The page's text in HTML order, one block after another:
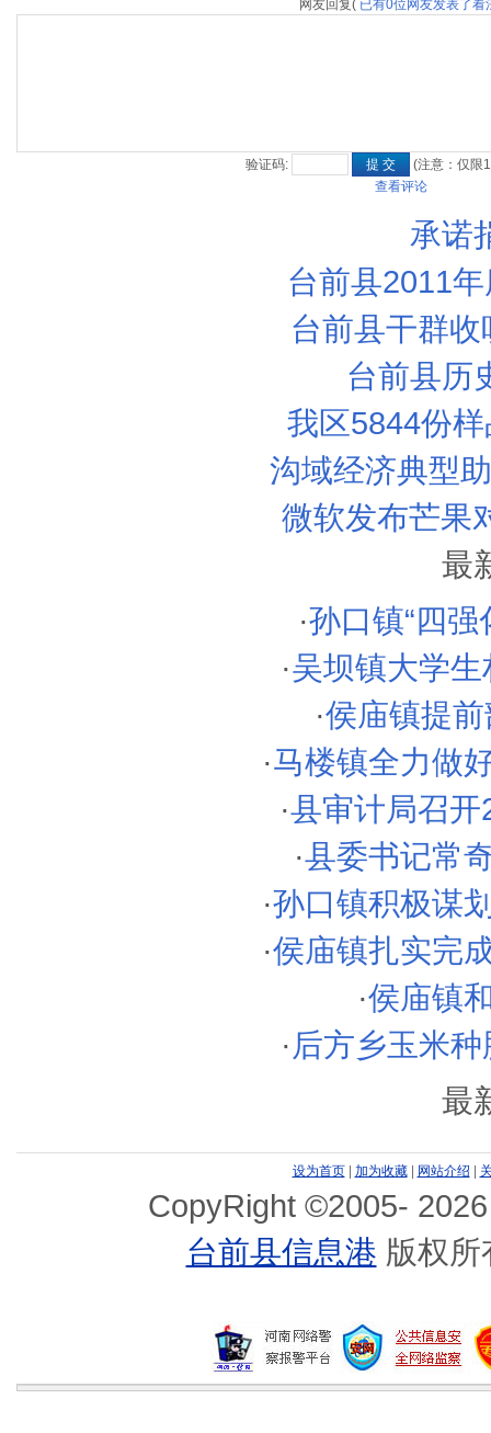
网友回复( 已有0位网友发表了看
验证码:
(注意：仅限
查看评论
承诺
台前县2011
台前县干群收
台前县历
我区5844份样
沟域经济典型
微软发布芒果
最
·孙口镇“四
·吴坝镇大学
·侯庙镇提前
·马楼镇全力做
·县审计局召开
·县委书记常
·孙口镇积极谋
·侯庙镇扎实完
·侯庙镇
· 后方乡玉米
最
设为首页| 加为收藏| 网站介绍
CopyRight ©2005-
台前县信息港 版权